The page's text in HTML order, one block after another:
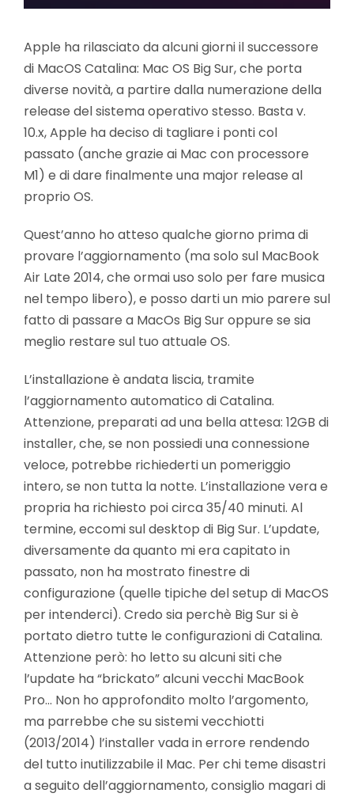
Apple ha rilasciato da alcuni giorni il successore
di MacOS Catalina: Mac OS Big Sur, che porta
diverse novità, a partire dalla numerazione della
release del sistema operativo stesso. Basta v.
10.x, Apple ha deciso di tagliare i ponti col
passato (anche grazie ai Mac con processore
M1) e di dare finalmente una major release al
proprio OS.
Quest’anno ho atteso qualche giorno prima di
provare l’aggiornamento (ma solo sul MacBook
Air Late 2014, che ormai uso solo per fare musica
nel tempo libero), e posso darti un mio parere sul
fatto di passare a MacOs Big Sur oppure se sia
meglio restare sul tuo attuale OS.
L’installazione è andata liscia, tramite
l’aggiornamento automatico di Catalina.
Attenzione, preparati ad una bella attesa: 12GB di
installer, che, se non possiedi una connessione
veloce, potrebbe richiederti un pomeriggio
intero, se non tutta la notte. L’installazione vera e
propria ha richiesto poi circa 35/40 minuti. Al
termine, eccomi sul desktop di Big Sur. L’update,
diversamente da quanto mi era capitato in
passato, non ha mostrato finestre di
configurazione (quelle tipiche del setup di MacOS
per intenderci). Credo sia perchè Big Sur si è
portato dietro tutte le configurazioni di Catalina.
Attenzione però: ho letto su alcuni siti che
l’update ha “brickato” alcuni vecchi MacBook
Pro… Non ho approfondito molto l’argomento,
ma parrebbe che su sistemi vecchiotti
(2013/2014) l’installer vada in errore rendendo
del tutto inutilizzabile il Mac. Per chi teme disastri
a seguito dell’aggiornamento, consiglio magari di